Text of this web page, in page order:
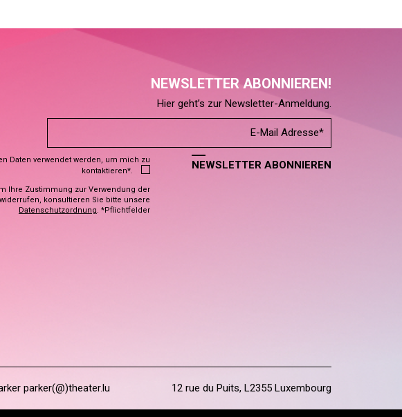
NEWSLETTER ABONNIEREN!
Hier geht’s zur Newsletter-Anmeldung.
Daten verwendet werden, um mich zu
kontaktieren*.
Ihre Zustimmung zur Verwendung der
konsultieren Sie bitte unsere
Datenschutzordnung. *Pflichtfelder
NEWSLETTER ABONNIEREN
parker(@)theater.lu 12 rue du Puits, L2355 Luxembourg